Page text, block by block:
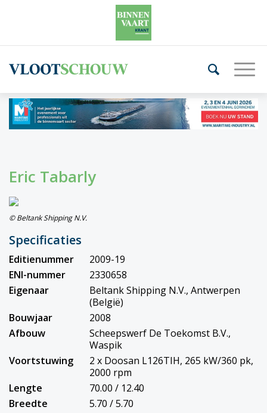
Eric Tabarly
© Beltank Shipping N.V.
Specificaties
Editienummer
2009-19
ENI-nummer
2330658
Eigenaar
Beltank Shipping N.V., Antwerpen
(België)
Bouwjaar
2008
Afbouw
Scheepswerf De Toekomst B.V.,
Waspik
Voortstuwing
2 x Doosan L126TIH, 265 kW/360 pk,
2000 rpm
Lengte
70.00 / 12.40
Breedte
5.70 / 5.70